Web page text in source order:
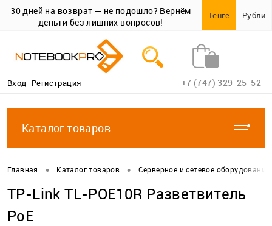
30 дней на возврат — не подошло? Вернём
деньги без лишних вопросов!
Тенге Рубли
Вход Регистрация +7 (747) 329-25-52
Каталог товаров
Главная • Каталог товаров • Серверное и сетевое оборудование
TP-Link TL-POE10R Разветвитель
PoE